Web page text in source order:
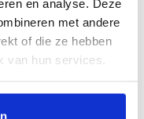
en analyse. Deze
met andere
of die ze hebben
van hun services.